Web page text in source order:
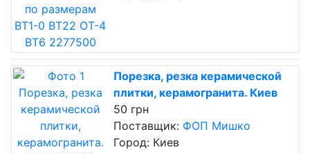
Порезка, резка керамической
плитки, керамогранита. Киев
50 грн
Поставщик: ФОП Мишко
Город: Киев